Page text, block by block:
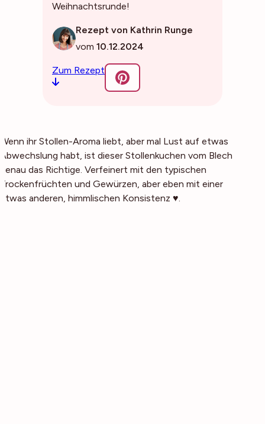
Weihnachtsrunde!
Rezept von Kathrin Runge
vom 10.12.2024
Zum Rezept
Wenn ihr Stollen-Aroma liebt, aber mal Lust auf etwas
Abwechslung habt, ist dieser Stollenkuchen vom Blech
genau das Richtige. Verfeinert mit den typischen
Trockenfrüchten und Gewürzen, aber eben mit einer
etwas anderen, himmlischen Konsistenz ♥.